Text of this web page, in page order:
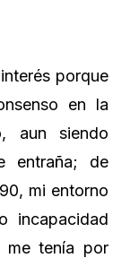
porque
en la
aun siendo
entraña; de
mi entorno
incapacidad
tenía por